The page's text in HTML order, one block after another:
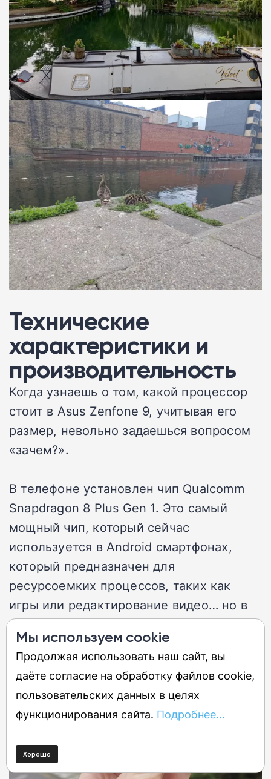
Технические
характеристики и
производительность
Когда узнаешь о том, какой процессор
стоит в Asus Zenfone 9, учитывая его
размер, невольно задаешься вопросом
«зачем?».
В телефоне установлен чип Qualcomm
Snapdragon 8 Plus Gen 1. Это самый
мощный чип, который сейчас
используется в Android смартфонах,
который предназначен для
ресурсоемких процессов, таких как
игры или редактирование видео… но в
данном случае это не принципиально.
Мы используем cookie
Продолжая использовать наш сайт, вы
даёте согласие на обработку файлов cookie,
пользовательских данных в целях
функционирования сайта. Подробнее...